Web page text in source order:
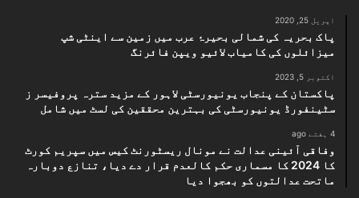
اپریل 25, 2020
پاک بحریہ کی شمالی بحیرۂ عرب میں زمین سے اینٹی شپ
میزائلوں کی کامیاب لائیو ویپن فائرنگ
اکتوبر 5, 2023
پاکستان کے پنجاب یونیورسٹی لاہور کے مزید سترہ پروفیسر ز
سٹینفورڈ یونیورسٹی کی بہترین محققین کی لسٹ میں شامل
4 ہفتے ago
وفاقی آئینی عدالت نے مونال ریسٹورنٹ کیس میں سپریم کورٹ
کا 2024 کا مسماری حکم کالعدم قرار دے دیا، تنازع دوبارہ
ماتحت عدالتوں کو بھجوا دیا